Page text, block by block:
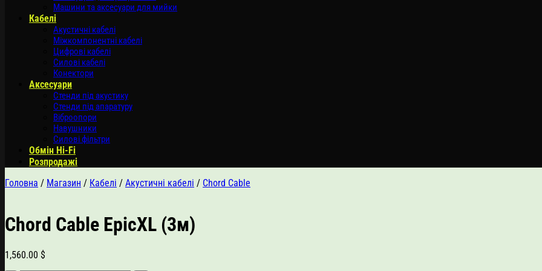
Машини та аксесуари для мийки
Кабелі
Акустичні кабелі
Міжкомпонентні кабелі
Цифрові кабелі
Силові кабелі
Конектори
Аксесуари
Стенди під акустику
Стенди під апаратуру
Віброопори
Навушники
Силові фільтри
Обмін Hi-Fi
Розпродажі
Головна / Магазин / Кабелі / Акустичні кабелі / Chord Cable
Chord Cable EpicXL (3м)
1,560.00 $